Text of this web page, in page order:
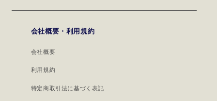
会社概要・利用規約
会社概要
利用規約
特定商取引法に基づく表記